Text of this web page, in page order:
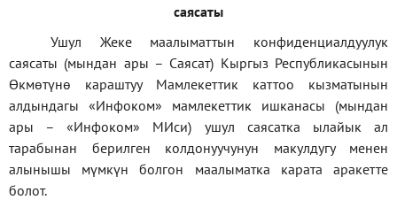
саясаты
Ушул Жеке маалыматтын конфиденциалдуулук
саясаты (мындан ары – Саясат) Кыргыз Республикасынын
Өкмөтүнө караштуу Мамлекеттик каттоо кызматынын
алдындагы «Инфоком» мамлекеттик ишканасы (мындан
ары –«Инфоком» МИси) ушул саясатка ылайык ал
тарабынан берилген колдонуучунун макулдугу менен
алынышы мүмкүн болгон маалыматка карата аракетте
болот.